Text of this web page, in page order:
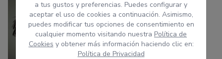
a tus gustos y preferencias. Puedes configurar y
aceptar el uso de cookies a continuación. Asimismo,
puedes modificar tus opciones de consentimiento en
cualquier momento visitando nuestra Política de
Cookies y obtener más información haciendo clic en:
Política de Privacidad